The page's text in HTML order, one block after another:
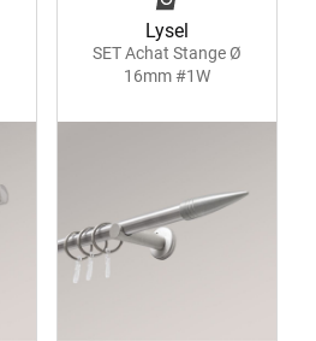
Lysel
SET Achat Stange Ø
16mm #1W